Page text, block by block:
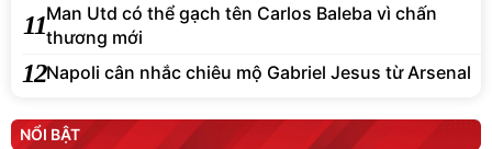
11Man Utd có thể gạch tên Carlos Baleba vì chấn
thương mới
12Napoli cân nhắc chiêu mộ Gabriel Jesus từ Arsenal
NỔI BẬT